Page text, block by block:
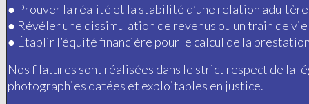
● Prouver la réalité et la stabilité d’une relation
● Révéler une dissimulation de revenus ou un train de
● Établir l’équité financière pour le calcul de la
Nos filatures sont réalisées dans le strict respect de la
photographies datées et exploitables en justice.